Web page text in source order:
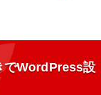
でWordPress設